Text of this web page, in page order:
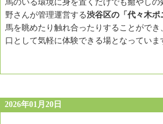
馬のいる環境に身を置くだけでも癒やし
野さんが管理運営する渋谷区の「代々木ポ
馬を眺めたり触れ合ったりすることができ
口として気軽に体験できる場となっていま
2026年01月20日